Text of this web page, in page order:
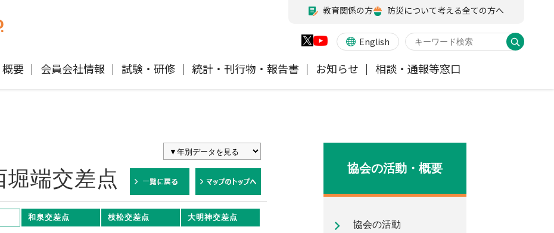
要 会員会社情報 試験・研修 統計・刊行物・報告書 お知らせ 相談・通報等窓口
English
風水雪災等による損害を補償する損害
所在地（本部・支部）
交通事故医療研究助成
イト
償に 損害保険ご利用にあたっての注意点 信頼回復に向けた取り組み
教育関係の方 防災について考える全ての方へ
堀端交差点
和泉交差点 枝松交差点 大明神交差点
協会の活動・概要
協会の活動